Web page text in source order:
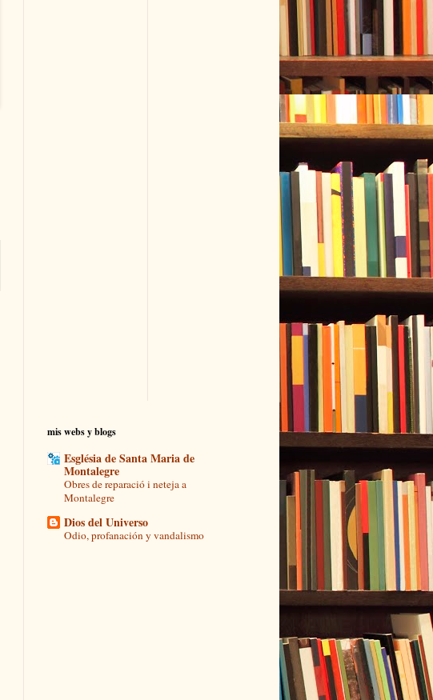
mis webs y blogs
Església de Santa Maria de
Montalegre
Obres de reparació i neteja a
Montalegre
Dios del Universo
Odio, profanación y vandalismo